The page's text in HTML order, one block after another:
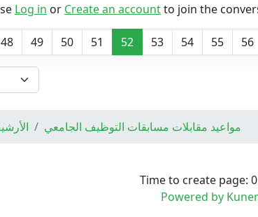
Log in or Create an accountto join the
48 49 50 51 52 53 54 55 56
مواعيد مقابلات مسابقات التوظيف الجامعي
Time to create page:
Powered by